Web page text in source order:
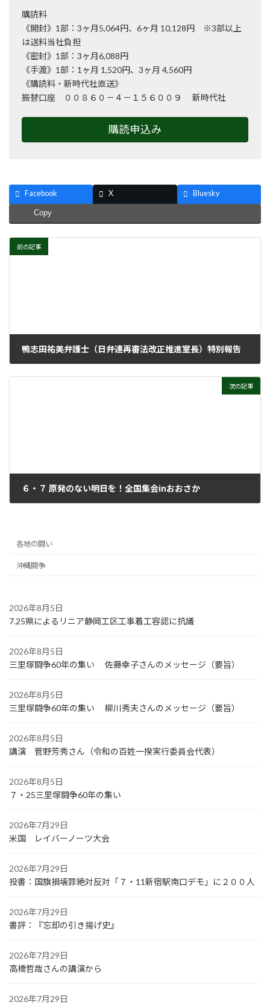
購読料
《開封》1部：3ヶ月5,064円、6ヶ月 10,128円 ※3部以上
は送料当社負担
《密封》1部：3ヶ月6,088円
《手渡》1部：1ヶ月 1,520円、3ヶ月 4,560円
《購読料・新時代社直送》
振替口座 ００８６０－４－１５６００９ 新時代社
購読申込み
Facebook X Bluesky
Copy
前の記事
鴨志田祐美弁護士（日弁連再審法改正推進室長）特別報告
次の記事
６・７ 原発のない明日を！全国集会inおおさか
各地の闘い
沖縄闘争
2026年8月5日
7.25県によるリニア静岡工区工事着工容認に抗議
2026年8月5日
三里塚闘争60年の集い 佐藤幸子さんのメッセージ（要旨）
2026年8月5日
三里塚闘争60年の集い 柳川秀夫さんのメッセージ（要旨）
2026年8月5日
講演 菅野芳秀さん（令和の百姓一揆実行委員会代表）
2026年8月5日
７・25三里塚闘争60年の集い
2026年7月29日
米国 レイバーノーツ大会
2026年7月29日
投書：国旗損壊罪絶対反対「７・11新宿駅南口デモ」に２００人
2026年7月29日
書評：『忘却の引き揚げ史』
2026年7月29日
高橋哲哉さんの講演から
2026年7月29日